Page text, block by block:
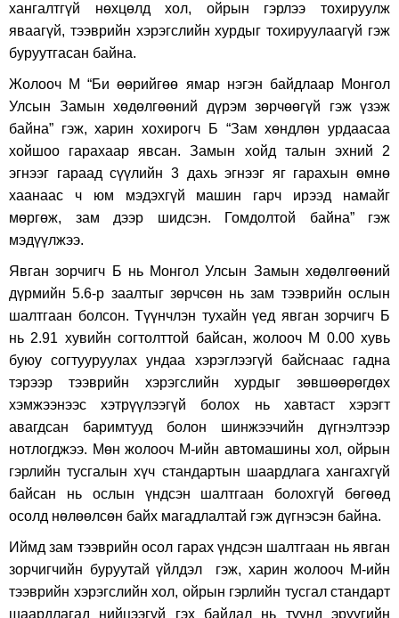
хангалтгүй нөхцөлд хол, ойрын гэрлээ тохируулж
яваагүй, тээврийн хэрэгслийн хурдыг тохируулаагүй гэж
буруутгасан байна.
Жолооч М “Би өөрийгөө ямар нэгэн байдлаар Монгол
Улсын Замын хөдөлгөөний дүрэм зөрчөөгүй гэж үзэж
байна” гэж, харин хохирогч Б “Зам хөндлөн урдаасаа
хойшоо гарахаар явсан. Замын хойд талын эхний 2
эгнээг гараад сүүлийн 3 дахь эгнээг яг гарахын өмнө
хаанаас ч юм мэдэхгүй машин гарч ирээд намайг
мөргөж, зам дээр шидсэн. Гомдолтой байна” гэж
мэдүүлжээ.
Явган зорчигч Б нь Монгол Улсын Замын хөдөлгөөний
дүрмийн 5.6-р заалтыг зөрчсөн нь зам тээврийн ослын
шалтгаан болсон. Түүнчлэн тухайн үед явган зорчигч Б
нь 2.91 хувийн согтолттой байсан, жолооч М 0.00 хувь
буюу согтууруулах ундаа хэрэглээгүй байснаас гадна
тэрээр тээврийн хэрэгслийн хурдыг зөвшөөрөгдөх
хэмжээнээс хэтрүүлээгүй болох нь хавтаст хэрэгт
авагдсан баримтууд болон шинжээчийн дүгнэлтээр
нотлогджээ. Мөн жолооч М-ийн автомашины хол, ойрын
гэрлийн тусгалын хүч стандартын шаардлага хангахгүй
байсан нь ослын үндсэн шалтгаан болохгүй бөгөөд
осолд нөлөөлсөн байх магадлалтай гэж дүгнэсэн байна.
Иймд зам тээврийн осол гарах үндсэн шалтгаан нь явган
зорчигчийн буруутай үйлдэл гэж, харин жолооч М-ийн
тээврийн хэрэгслийн хол, ойрын гэрлийн тусгал стандарт
шаардлагад нийцээгүй гэх байдал нь түүнд эрүүгийн